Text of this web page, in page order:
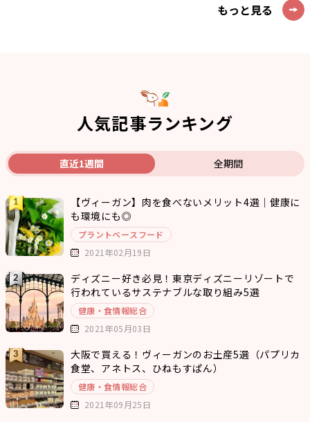
もっと見る
人気記事ランキング
直近1週間 全期間
【ヴィーガン】肉を食べないメリット4選｜健康に
も環境にも◎
プラントベースフード
2021年02月19日
ディズニー好き必見！東京ディズニーリゾートで
行われているサステナブルな取り組み5選
健康・食情報総合
2021年05月03日
大阪で買える！ヴィーガンのお土産5選（パプリカ
食堂、アネトス、ひねもすぱん）
健康・食情報総合
2021年09月25日